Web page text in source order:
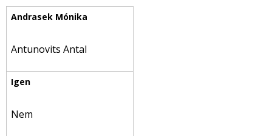
Antunovits Antal
Nem